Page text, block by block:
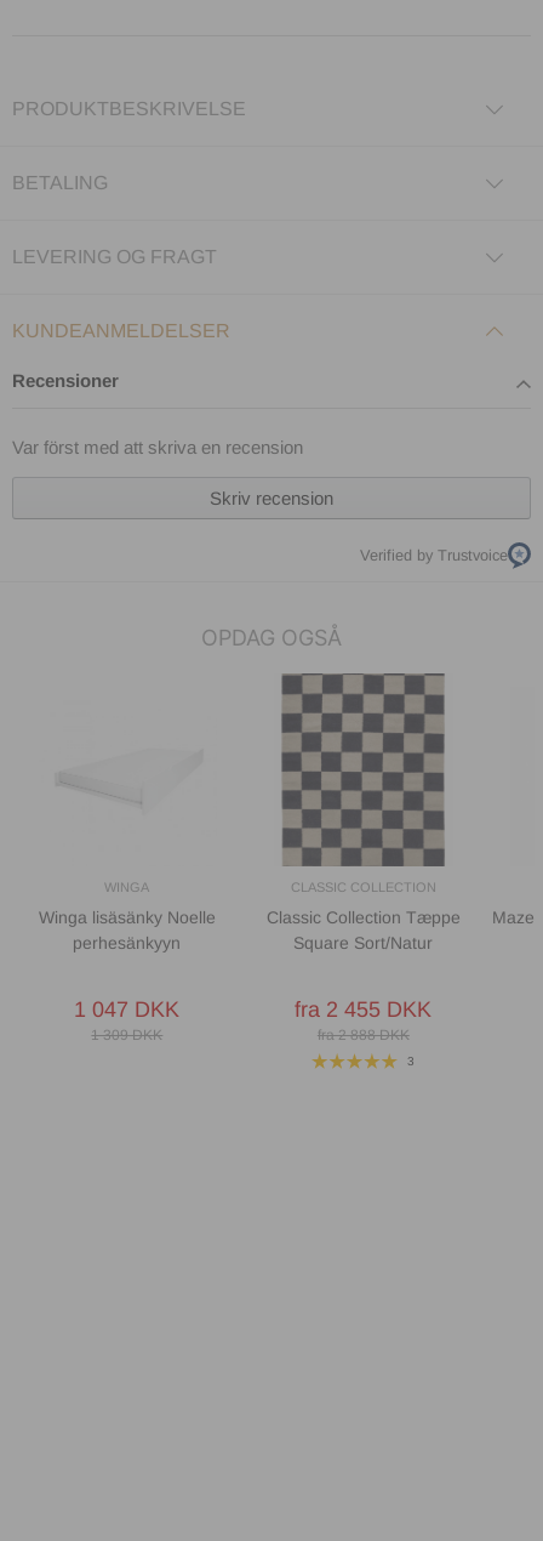
PRODUKTBESKRIVELSE
BETALING
LEVERING OG FRAGT
KUNDEANMELDELSER
Recensioner
Var först med att skriva en recension
Skriv recension
Verified by Trustvoice
OPDAG OGSÅ
WINGA
Winga lisäsänky Noelle
perhesänkyyn
1 047 DKK
1 309 DKK
CLASSIC COLLECTION
Classic Collection Tæppe
Square Sort/Natur
fra 2 455 DKK
fra 2 888 DKK
3
Maze